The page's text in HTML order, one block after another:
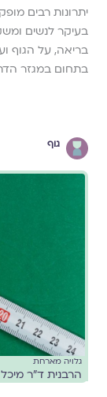
יתרונות רבים
בעיקר לנשים
בריאה, על הגוף
בתחום במגזר
גוף
גלויה מארחת
הרבנית ד"ר מיכל